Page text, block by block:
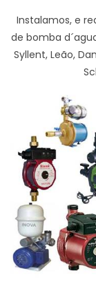
Instalamos, e
de bomba
Syllent, Leão,